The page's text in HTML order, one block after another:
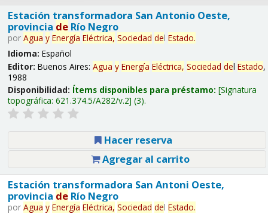
Estación transformadora San Antonio Oeste,
provincia deRío Negro
por Agua y Energía Eléctrica, Sociedad del Estado.
Idioma: Español
Editor: Buenos Aires: Agua y Energía Eléctrica, Sociedad del Estado,
1988
Disponibilidad: Ítems disponibles para préstamo: Signatura
topográfica: 621.374.5/A282/v.2 (3).
Hacer reserva
Agregar al carrito
Estación transformadora San Antoni Oeste,
provincia deRío Negro
por Agua y Energía Eléctrica, Sociedad del Estado.